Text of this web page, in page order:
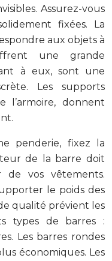
Assurez-vous
fixées. La
aux objets à
une grande
à eux, sont une
Les supports
l’armoire, donnent
penderie, fixez la
de la barre doit
vos vêtements.
le poids des
qualité prévient les
types de barres :
Les barres rondes
économiques. Les